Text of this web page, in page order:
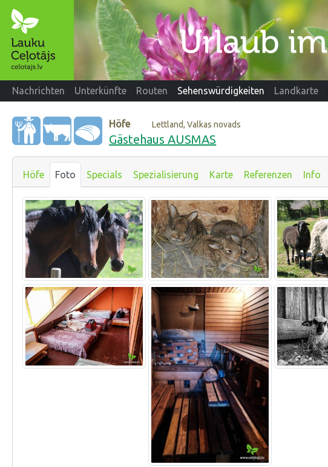
Nachrichten Unterkünfte Routen Sehenswürdigkeiten Landkarte
Höfe Lettland, Valkas novads
Gästehaus AUSMAS
Höfe Foto Specials Spezialisierung Karte Referenzen Info